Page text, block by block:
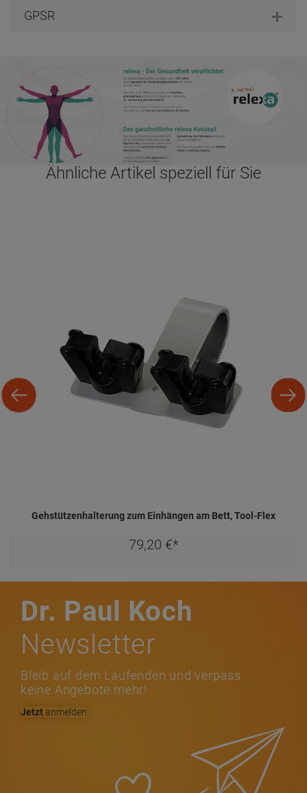
GPSR
Ähnliche Artikel speziell für Sie
Gehstützenhalterung zum Einhängen am Bett, Tool-Flex
79,20 €*
Dr. Paul Koch
Newsletter
Bleib auf dem Laufenden und verpass
keine Angebote mehr!
Jetztanmelden